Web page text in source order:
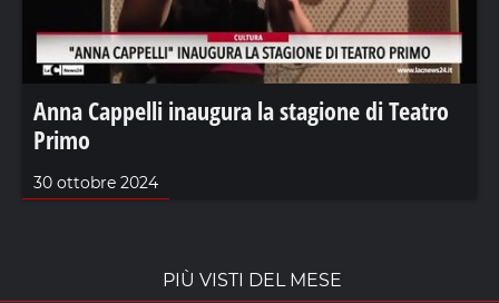
Anna Cappelli inaugura la stagione di Teatro
Primo
30 ottobre 2024
PIÙ VISTI DEL MESE